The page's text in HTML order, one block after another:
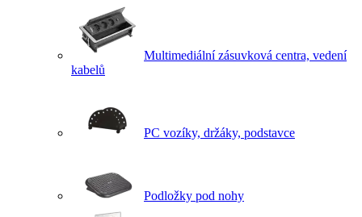
Multimediální zásuvková centra, vedení
kabelů
PC vozíky, držáky, podstavce
Podložky pod nohy